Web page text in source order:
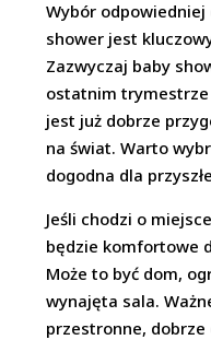
Wybór
shower jest
Zazwyczaj baby
ostatnim trymestrze
jest już dobrze
na świat. Warto
dogodna dla
Jeśli chodzi o
będzie komfortowe
Może to być dom,
wynajęta sala.
przestronne, dobrze